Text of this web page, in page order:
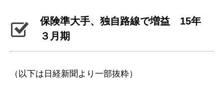
保険準大手、独自路線で増益 15年
３月期
（以下は日経新聞より一部抜粋）